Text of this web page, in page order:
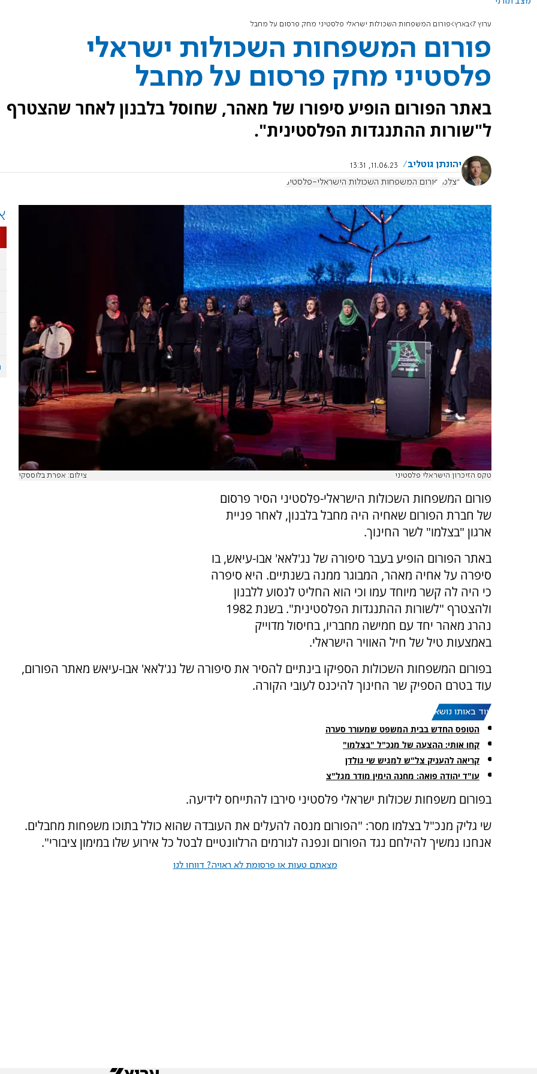
ערוץ 7 בארץ פורום המשפחות השכולות ישראלי פלסטיני מחק פרסום על מחבל
פורום המשפחות השכולות ישראלי
פלסטיני מחק פרסום על מחבל
באתר הפורום הופיע סיפורו של מאהר, שחוסל בלבנון לאחר שהצטרף
ל"שורות ההתנגדות הפלסטינית".
יהונתן גוטליב
11.06.23, 13:31
בצלמו פורום המשפחות השכולות הישראלי-פלסטיני
טקס הזיכרון הישראלי פלסטיני צילום: אפרת בלוססקי
פורום המשפחות השכולות הישראלי-פלסטיני הסיר פרסום
של חברת הפורום שאחיה היה מחבל בלבנון, לאחר פניית
ארגון "בצלמו" לשר החינוך.
באתר הפורום הופיע בעבר סיפורה של נג'לאא' אבו-עיאש, בו
סיפרה על אחיה מאהר, המבוגר ממנה בשנתיים. היא סיפרה
כי היה לה קשר מיוחד עמו וכי הוא החליט לנסוע ללבנון
ולהצטרף "לשורות ההתנגדות הפלסטינית". בשנת 1982
נהרג מאהר יחד עם חמישה מחבריו, בחיסול מדוייק
באמצעות טיל של חיל האוויר הישראלי.
בפורום המשפחות השכולות הספיקו בינתיים להסיר את סיפורה של נג'לאא' אבו-עיאש מאתר הפורום,
עוד בטרם הספיק שר החינוך להיכנס לעובי הקורה.
עוד באותו נושא:
הטופס החדש בבית המשפט שמעורר סערה
קחו אותי: ההצעה של מנכ"ל "בצלמו"
קריאה להעניק צל"ש למגיש שי גולדן
עו"ד יהודה פואה: מחנה הימין מודר מגל"צ
בפורום משפחות שכולות ישראלי פלסטיני סירבו להתייחס לידיעה.
שי גליק מנכ"ל בצלמו מסר: "הפורום מנסה להעלים את העובדה שהוא כולל בתוכו משפחות מחבלים.
אנחנו נמשיך להילחם נגד הפורום ונפנה לגורמים הרלוונטיים לבטל כל אירוע שלו במימון ציבורי".
מצאתם טעות או פרסומת לא ראויה? דווחו לנו